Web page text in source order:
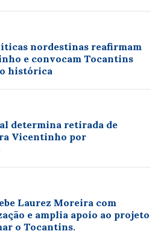
nordestinas reafirmam
e convocam Tocantins
histórica
determina retirada de
Vicentinho por
Laurez Moreira com
e amplia apoio ao projeto
o Tocantins.